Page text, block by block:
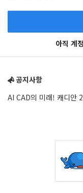
아직 계
공지사항
AI CAD의 미래! 캐디안